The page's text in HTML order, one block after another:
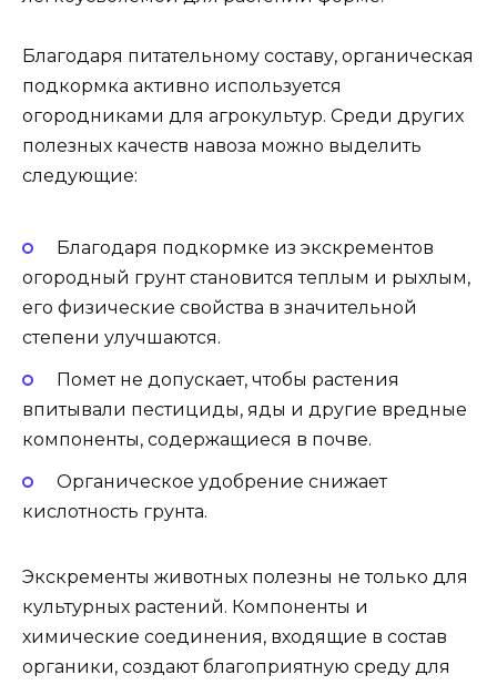
Благодаря питательному составу, органическая
подкормка активно используется
огородниками для агрокультур. Среди других
полезных качеств навоза можно выделить
следующие:
Благодаря подкормке из экскрементов
огородный грунт становится теплым и рыхлым,
его физические свойства в значительной
степени улучшаются.
Помет не допускает, чтобы растения
впитывали пестициды, яды и другие вредные
компоненты, содержащиеся в почве.
Органическое удобрение снижает
кислотность грунта.
Экскременты животных полезны не только для
культурных растений. Компоненты и
химические соединения, входящие в состав
органики, создают благоприятную среду для